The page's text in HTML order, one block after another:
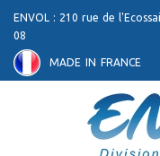
ENVOL : 210 rue de
08
MADE IN FRANCE